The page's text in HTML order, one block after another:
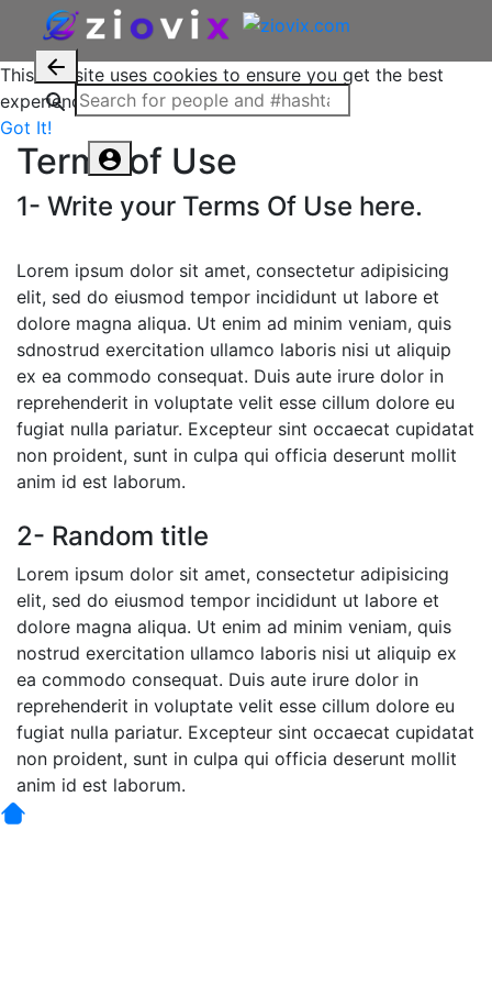
This website uses cookies to ensure you get the best
experience on our website. Learn More
Got It!
Terms of Use
1- Write your Terms Of Use here.
Lorem ipsum dolor sit amet, consectetur adipisicing
elit, sed do eiusmod tempor incididunt ut labore et
dolore magna aliqua. Ut enim ad minim veniam, quis
sdnostrud exercitation ullamco laboris nisi ut aliquip
ex ea commodo consequat. Duis aute irure dolor in
reprehenderit in voluptate velit esse cillum dolore eu
fugiat nulla pariatur. Excepteur sint occaecat cupidatat
non proident, sunt in culpa qui officia deserunt mollit
anim id est laborum.
2- Random title
Lorem ipsum dolor sit amet, consectetur adipisicing
elit, sed do eiusmod tempor incididunt ut labore et
dolore magna aliqua. Ut enim ad minim veniam, quis
nostrud exercitation ullamco laboris nisi ut aliquip ex
ea commodo consequat. Duis aute irure dolor in
reprehenderit in voluptate velit esse cillum dolore eu
fugiat nulla pariatur. Excepteur sint occaecat cupidatat
non proident, sunt in culpa qui officia deserunt mollit
anim id est laborum.